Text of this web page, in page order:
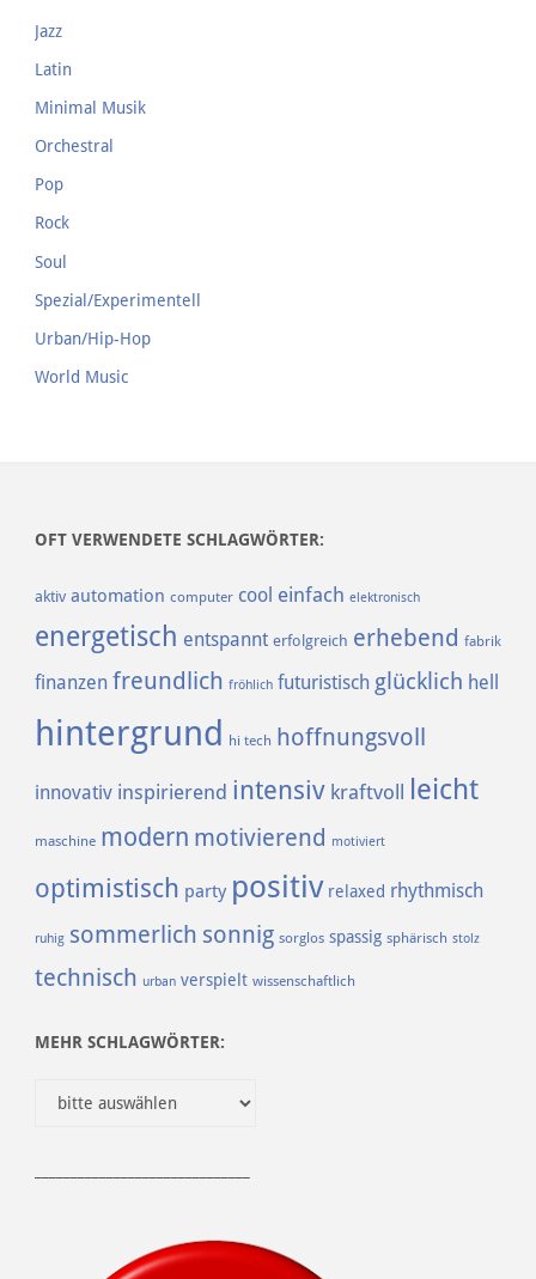
Jazz
Latin
Minimal Musik
Orchestral
Pop
Rock
Soul
Spezial/Experimentell
Urban/Hip-Hop
World Music
OFT VERWENDETE SCHLAGWÖRTER:
aktiv automation computer cool einfach elektronisch
energetisch entspannt erfolgreich erhebend fabrik
finanzen freundlich fröhlich futuristisch glücklich hell
hintergrund hi tech hoffnungsvoll
innovativ inspirierend intensiv kraftvoll leicht
maschine modern motivierend motiviert
optimistisch party positiv relaxed rhythmisch
ruhig sommerlich sonnig sorglos spassig sphärisch stolz
technisch urban verspielt wissenschaftlich
MEHR SCHLAGWÖRTER: